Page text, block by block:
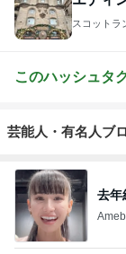
スコットラ
このハッシュタ
芸能人・有名人ブ
去年